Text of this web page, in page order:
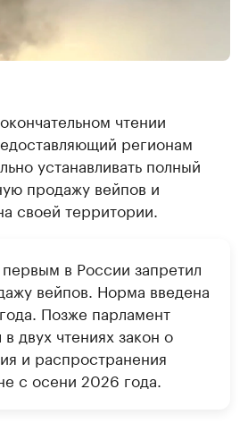
чтении
регионам
устанавливать полный
продажу вейпов и
своей территории.
в России запретил
вейпов. Норма введена
Позже парламент
двух чтениях закон о
и распространения
с осени 2026 года.